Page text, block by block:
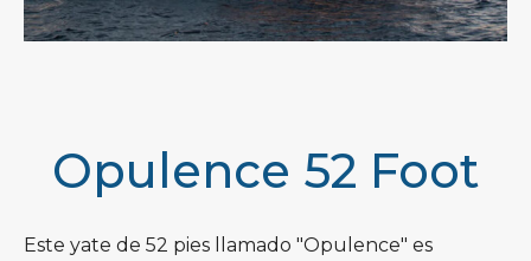
Opulence 52 Foot
Este yate de 52 pies llamado "Opulence" es